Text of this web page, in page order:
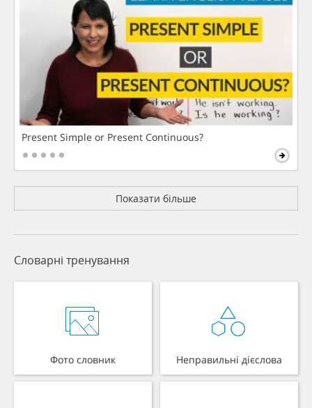
Present Simple or Present Continuous?
Показати більше
Словарні тренування
Фото словник Неправильні дієслова